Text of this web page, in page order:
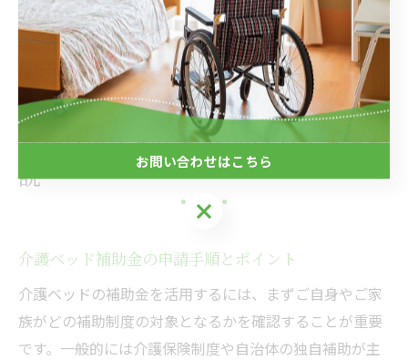
変動、メンテナンス・修理費用も考慮する必要がありま
す。専門家に相談し、ご家族の状況や将来の見通しも踏
まえて最適な導入方法を選択しましょう。
補助金や介護保険の活用方法を徹底解
説
介護ベッド補助金の申請手順とポイント
介護ベッドの補助金を活用するには、まずご自身やご家
族がどの補助制度の対象となるかを確認することが重要
です。一般的には介護保険制度や自治体の独自補助が主
お問い合わせはこちら
お問い合わせはこちら